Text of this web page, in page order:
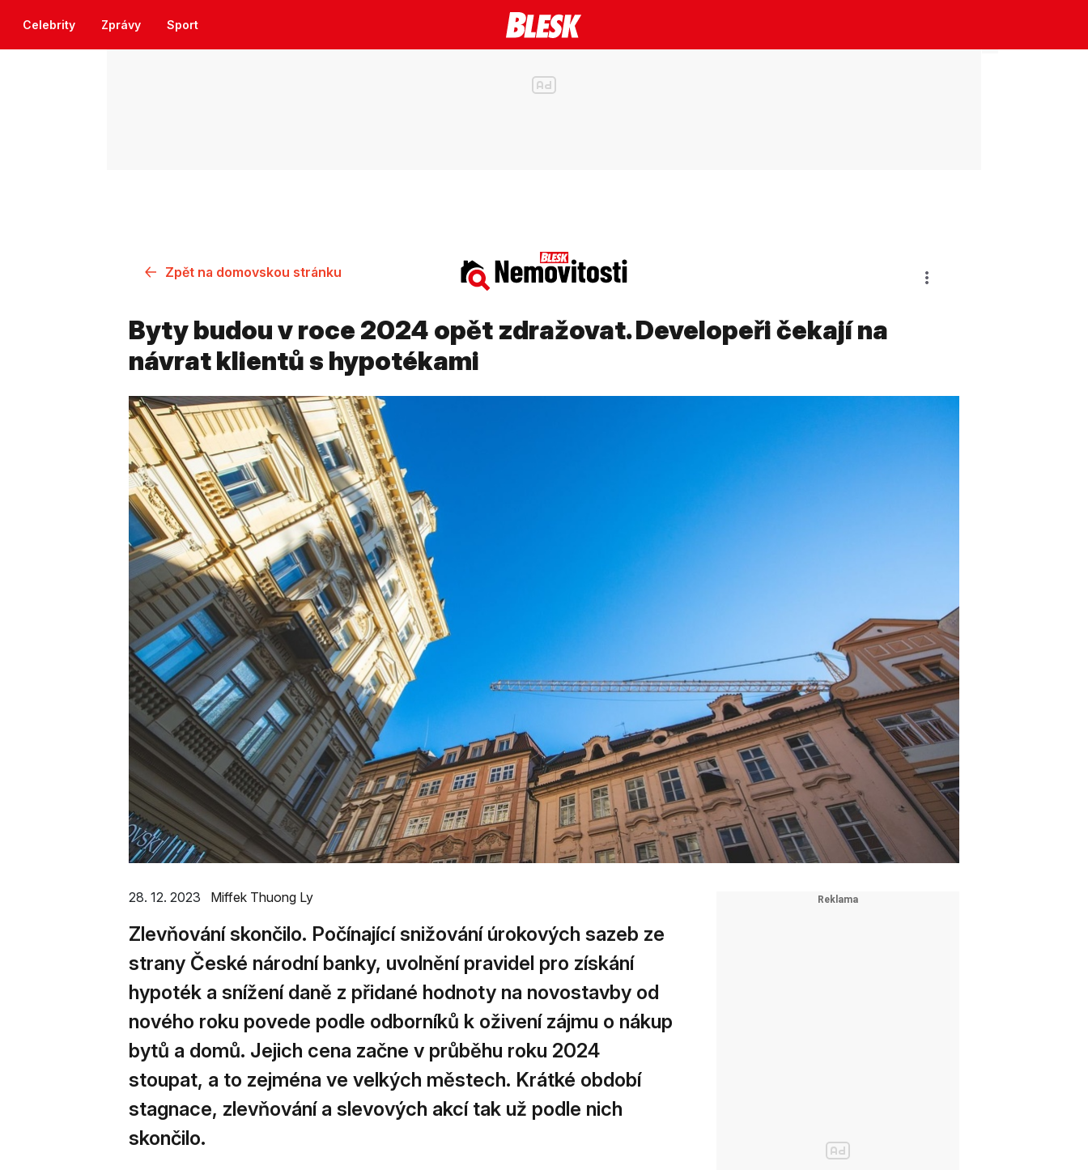
Celebrity Zprávy Sport
Zpět na domovskou stránku
Byty budou v roce 2024 opět zdražovat. Developeři čekají na
návrat klientů s hypotékami
28. 12. 2023 Miffek Thuong Ly
Zlevňování skončilo. Počínající snižování úrokových sazeb ze
strany České národní banky, uvolnění pravidel pro získání
hypoték a snížení daně z přidané hodnoty na novostavby od
nového roku povede podle odborníků k oživení zájmu o nákup
bytů a domů. Jejich cena začne v průběhu roku 2024
stoupat, a to zejména ve velkých městech. Krátké období
stagnace, zlevňování a slevových akcí tak už podle nich
skončilo.